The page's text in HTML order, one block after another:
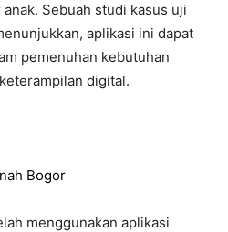
Sebuah studi kasus uji
aplikasi ini dapat
pemenuhan kebutuhan
digital.
Bogor
menggunakan aplikasi